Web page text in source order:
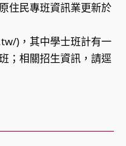
住民專班資訊業更新於
)，其中學士班計有一
；相關招生資訊，請逕